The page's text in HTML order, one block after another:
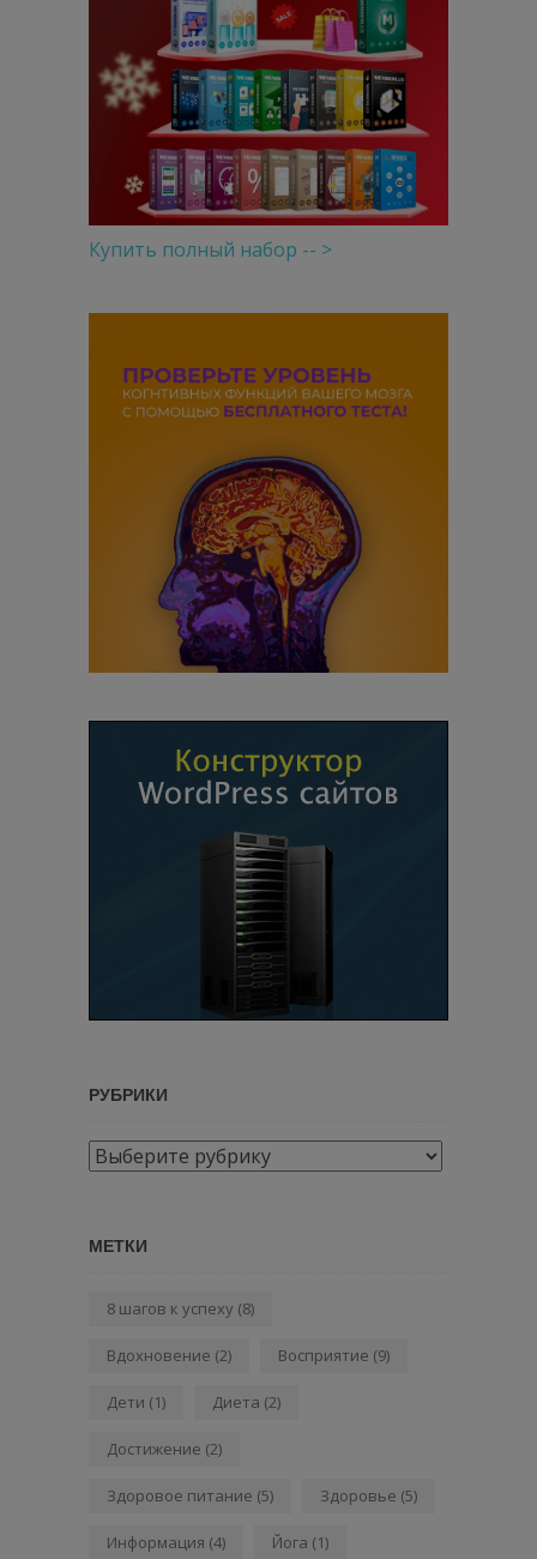
Купить полный набор -- >
РУБРИКИ
Рубрики
МЕТКИ
8 шагов к успеху (8)
Вдохновение (2) Восприятие (9)
Дети (1) Диета (2)
Достижение (2)
Здоровое питание (5) Здоровье (5)
Информация (4) Йога (1)